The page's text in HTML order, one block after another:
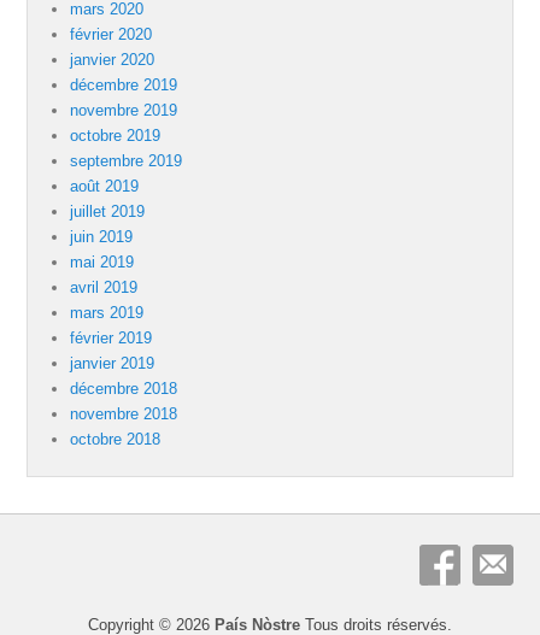
mars 2020
février 2020
janvier 2020
décembre 2019
novembre 2019
octobre 2019
septembre 2019
août 2019
juillet 2019
juin 2019
mai 2019
avril 2019
mars 2019
février 2019
janvier 2019
décembre 2018
novembre 2018
octobre 2018
Copyright © 2026 País Nòstre Tous droits réservés.